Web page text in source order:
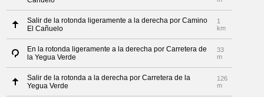
Salir de la rotonda ligeramente a la derecha por Camino
El Cañuelo
1
km
En la rotonda ligeramente a la derecha por Carretera de
la Yegua Verde
33
m
Salir de la rotonda a la derecha por Carretera de la
Yegua Verde
126
m